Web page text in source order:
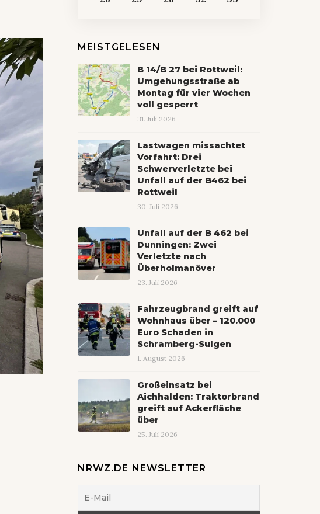
MEISTGELESEN
B 14/B 27 bei Rottweil:
Umgehungsstraße ab
Montag für vier Wochen
voll gesperrt
31. Juli 2026
Lastwagen missachtet
Vorfahrt: Drei
Schwerverletzte bei
Unfall auf der B462 bei
Rottweil
30. Juli 2026
Unfall auf der B 462 bei
Dunningen: Zwei
Verletzte nach
Überholmanöver
23. Juli 2026
Fahrzeugbrand greift auf
Wohnhaus über – 120.000
Euro Schaden in
Schramberg-Sulgen
1. August 2026
Großeinsatz bei
Aichhalden: Traktorbrand
greift auf Ackerfläche
über
25. Juli 2026
NRWZ.DE NEWSLETTER